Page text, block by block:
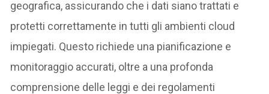
geografica, assicurando che i dati siano trattati e
protetti correttamente in tutti gli ambienti cloud
impiegati. Questo richiede una pianificazione e
monitoraggio accurati, oltre a una profonda
comprensione delle leggi e dei regolamenti